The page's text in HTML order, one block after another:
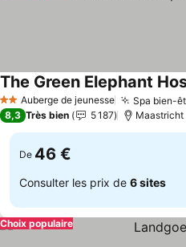
2 ÉtoilesAuberge de jeunesse Spa bien-
The Green Elephant
8,3 Très bien 5 187 Maastricht
De 46 €
Consulter les prix de 6 sites
Choix populaire